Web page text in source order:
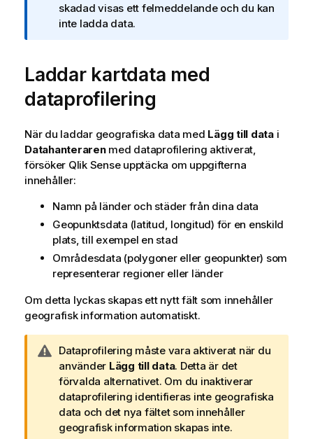
e
c
i
n
g
m
i
n
f
r
m
a
t
i
n
skadad visas ett felmeddelande och du kan
inte ladda data.
Laddar kartdata med
dataprofilering
När du laddar geografiska data med Lägg till datai
Datahanterarenmed dataprofilering aktiverat,
försöker Qlik Senseupptäcka om uppgifterna
innehåller:
Namn på länder och städer från dina data
Geopunktsdata (latitud, longitud) för en enskild
plats, till exempel en stad
Områdesdata (polygoner eller geopunkter) som
representerar regioner eller länder
Om detta lyckas skapas ett nytt fält som innehåller
geografisk information automatiskt.
A
n
t
e
c
k
Dataprofilering måste vara aktiverat när du
använder Lägg till data. Detta är det
förvalda alternativet. Om du inaktiverar
dataprofilering identifieras inte geografiska
data och det nya fältet som innehåller
geografisk information skapas inte.